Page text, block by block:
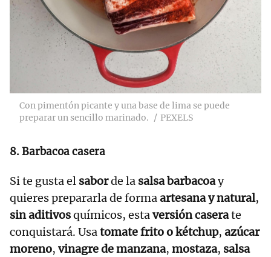
Con pimentón picante y una base de lima se puede
preparar un sencillo marinado.
PEXELS
8. Barbacoa casera
Si te gusta el saborde la salsa barbacoay
quieres prepararla de formaartesana y natural,
sin aditivosquímicos, estaversión caserate
conquistará. Usatomate frito o kétchup, azúcar
moreno, vinagre de manzana, mostaza, salsa